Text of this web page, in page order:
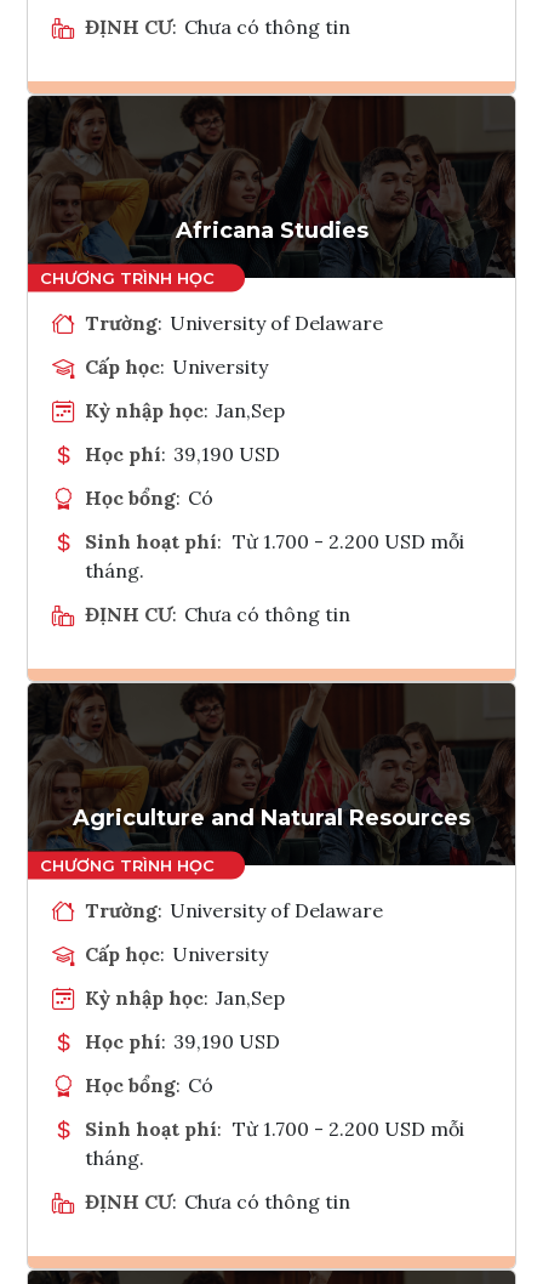
ĐỊNH CƯ: Chưa có thông tin
Ghi danh
Tham vấn Interlink
Africana Studies
Trường: University of Delaware
Cấp học: University
Kỳ nhập học: Jan,Sep
Học phí: 39,190 USD
Học bổng: Có
Sinh hoạt phí: Từ 1.700 - 2.200 USD mỗi
tháng.
ĐỊNH CƯ: Chưa có thông tin
Ghi danh
Tham vấn Interlink
Agriculture and Natural Resources
Trường: University of Delaware
Cấp học: University
Kỳ nhập học: Jan,Sep
Học phí: 39,190 USD
Học bổng: Có
Sinh hoạt phí: Từ 1.700 - 2.200 USD mỗi
tháng.
ĐỊNH CƯ: Chưa có thông tin